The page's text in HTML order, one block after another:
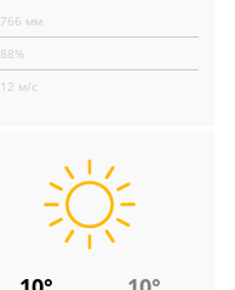
766 мм
88%
12 м/с